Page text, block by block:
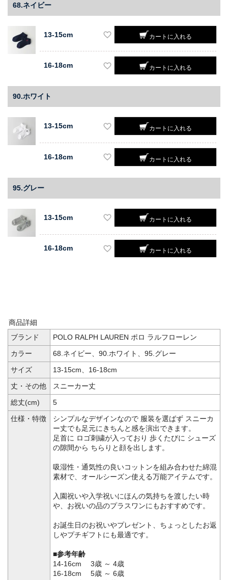
68.ネイビー
13-15cm カートに入れる
16-18cm カートに入れる
90.ホワイト
13-15cm カートに入れる
16-18cm カートに入れる
95.グレー
13-15cm カートに入れる
16-18cm カートに入れる
商品詳細
ブランド
POLO RALPH LAUREN ポロ ラルフローレン
カラー
68.ネイビー、90.ホワイト、95.グレー
サイズ
13-15cm、16-18cm
丈・その他
スニーカー丈
総丈(cm)
5
仕様・特徴
シンプルなデザインなので 服装を選ばず スニーカ
ー丈でも足元にきちんと感を演出できます。
足首に ロゴ刺繍が入っており 歩くたびに シューズ
の隙間から ちらりと顔を出します。
吸湿性・通気性の良いコットンを組み合わせた綿混
素材で、オールシーズン使える万能アイテムです。
入園祝いや入学祝いにほんの気持ちを渡したい時
や、お祝いの品のプラスワンにもおすすめです。
お誕生日のお祝いやプレゼント、ちょっとしたお返
しやプチギフトにも最適です。
■参考年齢
14-16cm 3歳 ～ 4歳
16-18cm 5歳 ～ 6歳